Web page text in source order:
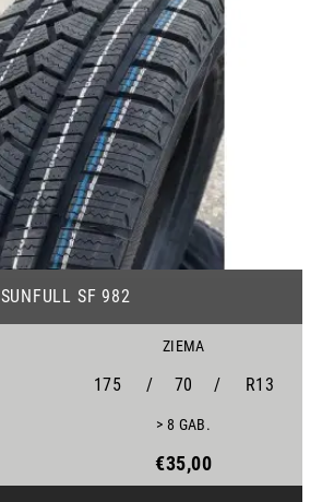
SUNFULL SF 982
ZIEMA
175 / 70 / R13
> 8 GAB.
€35,00